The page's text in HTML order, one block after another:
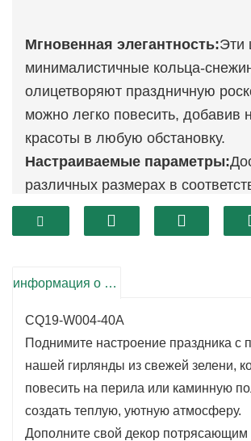
Мгновенная элегантность:Эти
минималистичные кольца-
олицетворяют праздничную
можно легко повесить, добавив
красоты в любую обстановку.
Настраиваемые параметры:
различных размерах в
вашими потребностями, они
подходят для украшения
украшением.
чистые украшения, продуманно
спроектированные с учетом
созданы для многократного
течение многих праздничных
сочетая стиль и экологичность.
информация о продукте
CQ19-W004-40A
Поднимите настроение праздника с
нашей гирлянды из свежей зелени,
повесить на перила или каминную
создать теплую, уютную атмосферу.
Дополните свой декор потрясающим